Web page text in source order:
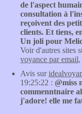
de l'aspect
consultation à
reçoivent des
clients. Et tiens,
Un joli pour
Voir d'autres sites
voyance par email,
Avis sur
19:25:22 : @miss
commenntnaire
j'adore! elle me